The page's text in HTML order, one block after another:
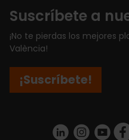
Suscríbete a
¡No te pierdas los mejores
València!
¡Suscríbete!
https://www.linkedin.com/company/turismo-
https://https://